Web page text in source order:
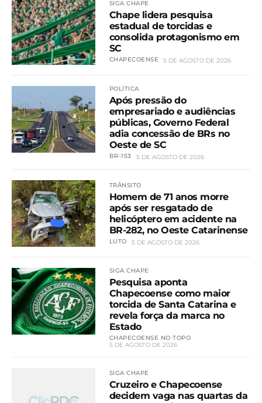
SIGA CHAPE
Chape lidera pesquisa
estadual de torcidas e
consolida protagonismo em
SC
CHAPECOENSE 5 DE AGOSTO DE 2026
POLÍTICA
Após pressão do
empresariado e audiências
públicas, Governo Federal
adia concessão de BRs no
Oeste de SC
BR-153 5 DE AGOSTO DE 2026
TRÂNSITO
Homem de 71 anos morre
após ser resgatado de
helicóptero em acidente na
BR-282, no Oeste Catarinense
LUTO 5 DE AGOSTO DE 2026
SIGA CHAPE
Pesquisa aponta
Chapecoense como maior
torcida de Santa Catarina e
revela força da marca no
Estado
CHAPECOENSE NO TOPO
5 DE AGOSTO DE 2026
SIGA CHAPE
Cruzeiro e Chapecoense
decidem vaga nas quartas da